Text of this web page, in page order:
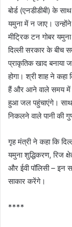
बोर्ड (एनडीडीबी) के
यमुना में न जाए।
मीट्रिक टन गोबर
दिल्ली सरकार के बीच
प्राकृतिक खाद बनाया
होगा। श्री शाह ने
हैं और आने वाले समय में
हुआ जल पहुंचाएंगे। साथ
निकलने वाले पानी की
गृह मंत्री ने कहा कि
यमुना शुद्धिकरण, रिज
और ईवी पॉलिसी – इन
साकार करेंगे।
****